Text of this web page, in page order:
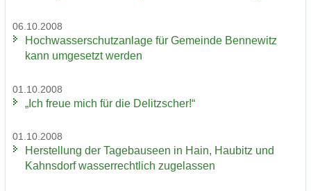
06.10.2008
Hoch­was­ser­schutz­an­la­ge für Ge­mein­de Ben­ne­witz
kann um­ge­setzt wer­den
01.10.2008
„Ich freue mich für die De­litz­scher!“
01.10.2008
Her­stel­lung der Ta­ge­bau­se­en in Hain, Hau­bitz und
Kahns­dorf was­ser­recht­lich zu­ge­las­sen